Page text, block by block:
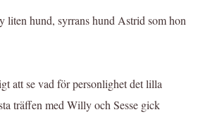
liten hund, syrrans hund Astrid som hon
att se vad för personlighet det lilla
träffen med Willy och Sesse gick